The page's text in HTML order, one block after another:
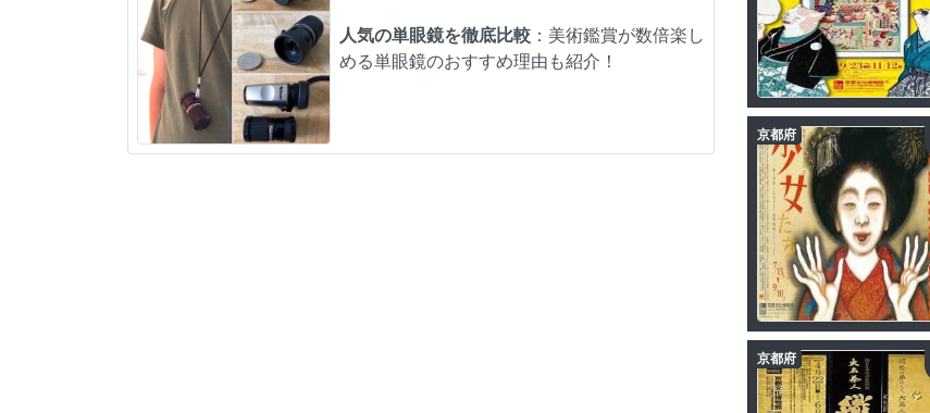
人気の単眼鏡を徹底比較 ：美術鑑賞が数倍楽し
める単眼鏡のおすすめ理由も紹介！
京都府
京都府